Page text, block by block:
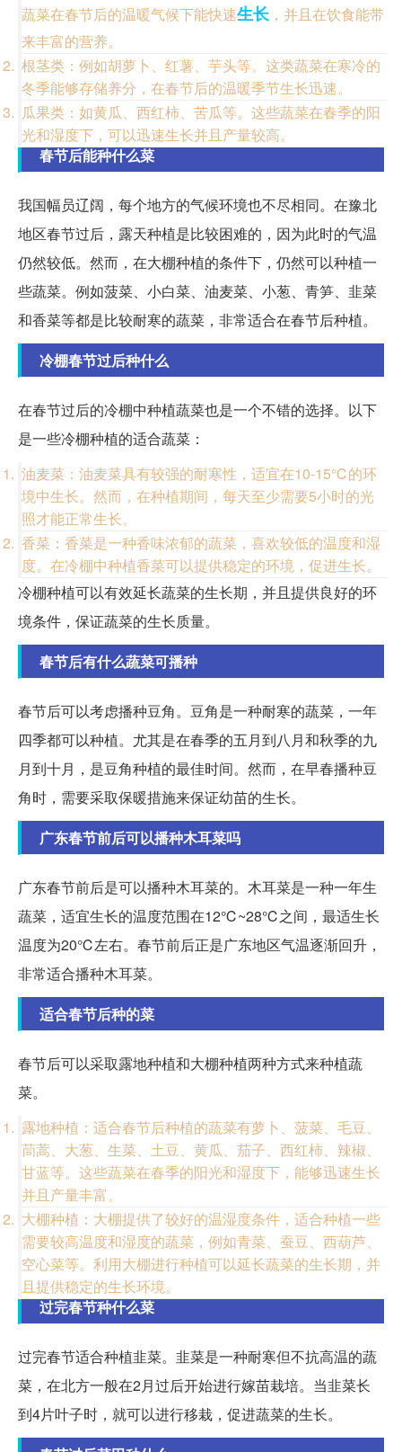
蔬菜在春节后的温暖气候下能快速生长 ，并且在饮食能带
来丰富的营养。
根茎类：例如胡萝卜、红薯、芋头等。这类蔬菜在寒冷的
冬季能够存储养分，在春节后的温暖季节生长迅速。
瓜果类：如黄瓜、西红柿、苦瓜等。这些蔬菜在春季的阳
光和湿度下，可以迅速生长并且产量较高。
春节后能种什么菜
我国幅员辽阔，每个地方的气候环境也不尽相同。在豫北
地区春节过后，露天种植是比较困难的，因为此时的气温
仍然较低。然而，在大棚种植的条件下，仍然可以种植一
些蔬菜。例如菠菜、小白菜、油麦菜、小葱、青笋、韭菜
和香菜等都是比较耐寒的蔬菜，非常适合在春节后种植。
冷棚春节过后种什么
在春节过后的冷棚中种植蔬菜也是一个不错的选择。以下
是一些冷棚种植的适合蔬菜：
油麦菜：油麦菜具有较强的耐寒性，适宜在10-15℃的环
境中生长。然而，在种植期间，每天至少需要5小时的光
照才能正常生长。
香菜：香菜是一种香味浓郁的蔬菜，喜欢较低的温度和湿
度。在冷棚中种植香菜可以提供稳定的环境，促进生长。
冷棚种植可以有效延长蔬菜的生长期，并且提供良好的环
境条件，保证蔬菜的生长质量。
春节后有什么蔬菜可播种
春节后可以考虑播种豆角。豆角是一种耐寒的蔬菜，一年
四季都可以种植。尤其是在春季的五月到八月和秋季的九
月到十月，是豆角种植的最佳时间。然而，在早春播种豆
角时，需要采取保暖措施来保证幼苗的生长。
广东春节前后可以播种木耳菜吗
广东春节前后是可以播种木耳菜的。木耳菜是一种一年生
蔬菜，适宜生长的温度范围在12℃~28℃之间，最适生长
温度为20℃左右。春节前后正是广东地区气温逐渐回升，
非常适合播种木耳菜。
适合春节后种的菜
春节后可以采取露地种植和大棚种植两种方式来种植蔬
菜。
露地种植：适合春节后种植的蔬菜有萝卜、菠菜、毛豆、
茼蒿、大葱、生菜、土豆、黄瓜、茄子、西红柿、辣椒、
甘蓝等。这些蔬菜在春季的阳光和湿度下，能够迅速生长
并且产量丰富。
大棚种植：大棚提供了较好的温湿度条件，适合种植一些
需要较高温度和湿度的蔬菜，例如青菜、蚕豆、西葫芦、
空心菜等。利用大棚进行种植可以延长蔬菜的生长期，并
且提供稳定的生长环境。
过完春节种什么菜
过完春节适合种植韭菜。韭菜是一种耐寒但不抗高温的蔬
菜，在北方一般在2月过后开始进行嫁苗栽培。当韭菜长
到4片叶子时，就可以进行移栽，促进蔬菜的生长。